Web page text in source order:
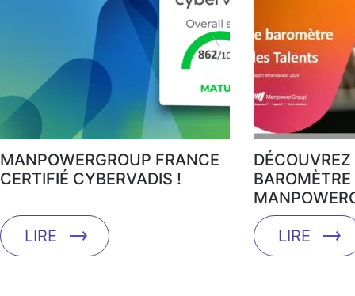
MANPOWERGROUP FRANCE
CERTIFIÉ CYBERVADIS !
LIRE
DÉCOUVREZ
LIRE